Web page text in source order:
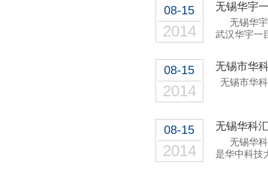
08-15
2014
无锡华宇
无锡华宇
武汉华宇一
08-15
2014
无锡市华
无锡市华
08-15
2014
无锡华科
无锡华科
是华中科技